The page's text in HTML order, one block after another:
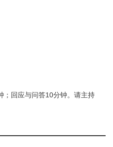
；回应与问答10分钟。请主持